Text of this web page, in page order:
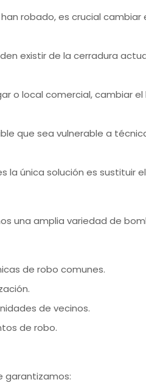
robado, es crucial
existir de la cerradura
o local comercial, cambiar
que sea vulnerable a
la única solución es sustituir
una amplia variedad de
de robo comunes.
de vecinos.
de robo.
garantizamos: